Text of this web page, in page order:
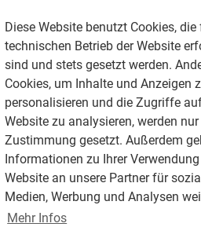
Diese Website benutzt Cookies, die
technischen Betrieb der Website
sind und stets gesetzt werden.
Cookies, um Inhalte und Anzeigen
personalisieren und die Zugriffe
Website zu analysieren, werden
Zustimmung gesetzt. Außerdem
Informationen zu Ihrer
Website an unsere Partner für
Medien, Werbung und Analysen
Mehr Infos